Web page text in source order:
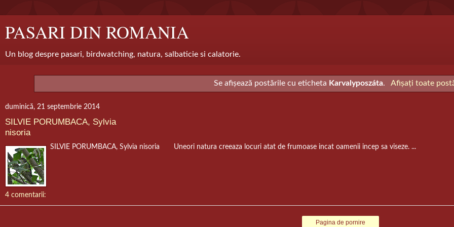
PASARI DIN ROMANIA
Un blog despre pasari, birdwatching, natura, salbaticie si calatorie.
Se afișează postările cu eticheta Karvalyposzáta. Afișați toate
duminică, 21 septembrie 2014
SILVIE PORUMBACA, Sylvia
nisoria
SILVIE PORUMBACA, Sylvia nisoria Uneori natura creeaza locuri atat de frumoase incat oamenii incep sa viseze. ...
4 comentarii:
Pagina de pornire